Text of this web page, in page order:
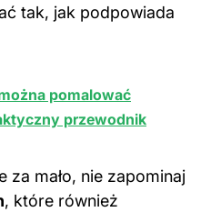
tak, jak podpowiada
pomalować
przewodnik
za mało, nie zapominaj
, które również